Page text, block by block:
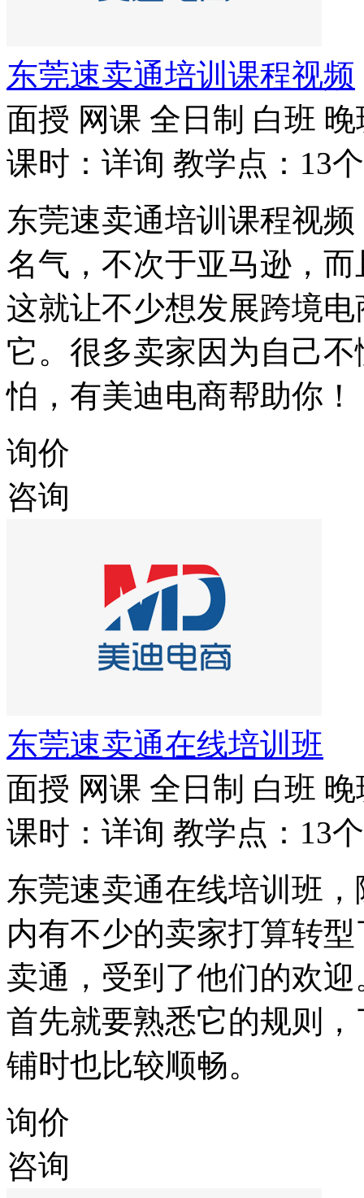
东莞速卖通培训课程视频
面授 网课 全日制 白班 晚
课时：详询 教学点：13个
东莞速卖通培训课程视
名气，不次于亚马逊，
这就让不少想发展跨境
它。很多卖家因为自己
怕，有美迪电商帮助你！
询价
咨询
东莞速卖通在线培训班
面授 网课 全日制 白班 晚
课时：详询 教学点：13个
东莞速卖通在线培训班
内有不少的卖家打算转
卖通，受到了他们的欢
首先就要熟悉它的规则
铺时也比较顺畅。
询价
咨询